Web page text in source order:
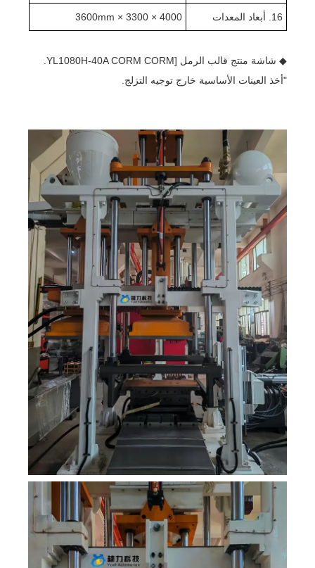
16. أبعاد المعدات 4000 × 3300 × 3600mm
◆ شاشة منتج قالب الرمل [YL1080H-40A CORM CORM.
"أخذ العينات الأساسية خارج توجيه التزلج.